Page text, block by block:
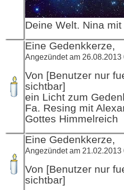
Deine Welt. Nina
Eine Gedenkkerze,
Angezündet am 26.08.2013
Von [Benutzer nur
sichtbar]
ein Licht zum
Fa. Resing mit
Gottes Himmelreich
Eine Gedenkkerze,
Angezündet am 21.02.2013
Von [Benutzer nur
sichtbar]